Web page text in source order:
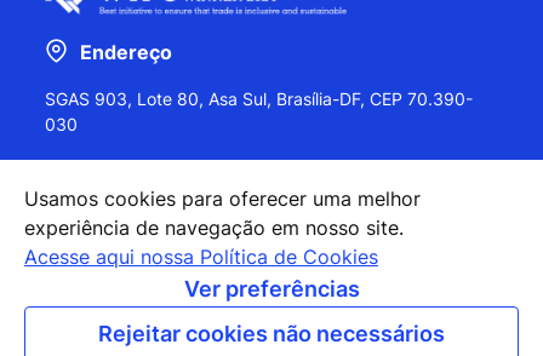
Endereço
SGAS 903, Lote 80, Asa Sul, Brasília-DF, CEP 70.390-
030
+55 (61) 2027-0202
+55 (61) 2027-0203
apexbrasil@apexbrasil.com.br
Usamos cookies para oferecer uma melhor
experiência de navegação em nosso site.
Acesse aqui nossa Política de Cookies
Ver preferências
Rejeitar cookies não necessários